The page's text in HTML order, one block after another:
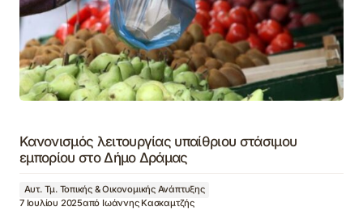
Κανονισμός λειτουργίας υπαίθριου στάσιμου
εμπορίου στο Δήμο Δράμας
Αυτ. Τμ. Τοπικής & Οικονομικής Ανάπτυξης
7 Ιουλίου 2025από Ιωάννης Κασκαμτζής